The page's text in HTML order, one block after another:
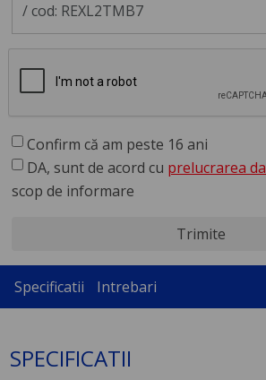
Confirm că am peste 16 ani
DA, sunt de acord cu prelucrarea
scop de informare
Trimite
Specificatii Intrebari
SPECIFICATII